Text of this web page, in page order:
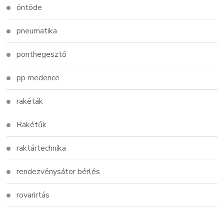
öntöde
pneumatika
ponthegesztő
pp medence
rakéták
Rakétűk
raktártechnika
rendezvénysátor bérlés
rovarirtás